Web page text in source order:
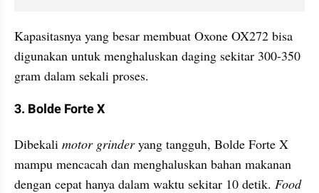
Kapasitasnya yang besar membuat Oxone OX272 bisa
digunakan untuk menghaluskan daging sekitar 300-350
gram dalam sekali proses.
3. Bolde Forte X
Dibekali motor grinder yang tangguh, Bolde Forte X
mampu mencacah dan menghaluskan bahan makanan
dengan cepat hanya dalam waktu sekitar 10 detik. Food